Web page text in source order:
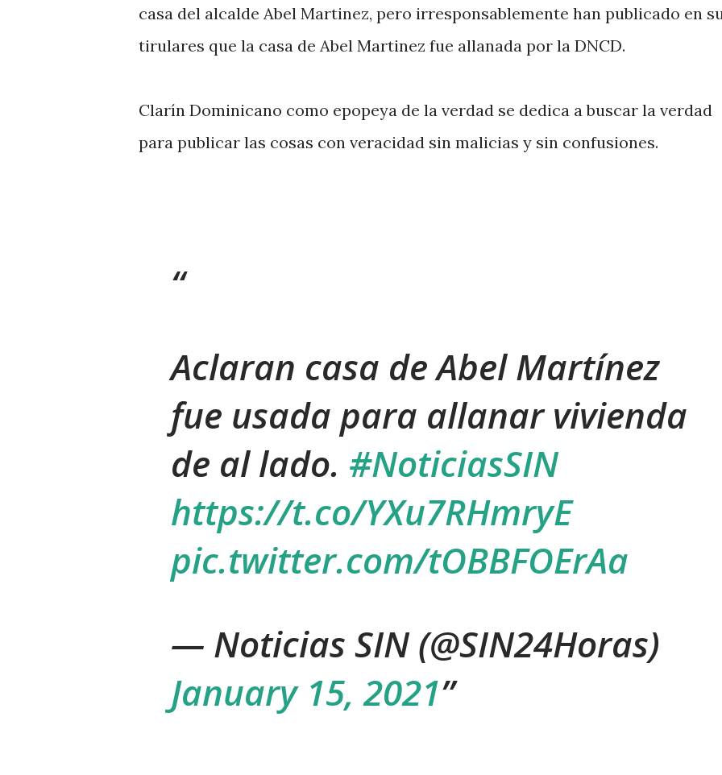
casa del alcalde Abel Martinez, pero irresponsablemente han publicado en
tirulares que la casa de Abel Martinez fue allanada por la DNCD.
Clarín Dominicano como epopeya de la verdad se dedica a buscar la verdad
para publicar las cosas con veracidad sin malicias y sin confusiones.
Aclaran casa de Abel Martínez
fue usada para allanar vivienda
de al lado. #NoticiasSIN
https://t.co/YXu7RHmryE
pic.twitter.com/tOBBFOErAa
— Noticias SIN (@SIN24Horas)
January 15, 2021